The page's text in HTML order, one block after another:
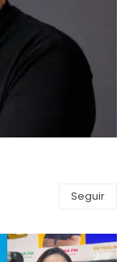
Seguir